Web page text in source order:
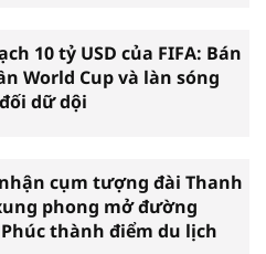
10 tỷ USD của FIFA: Bán
World Cup và làn sóng
dữ dội
cụm tượng đài Thanh
phong mở đường
thành điểm du lịch